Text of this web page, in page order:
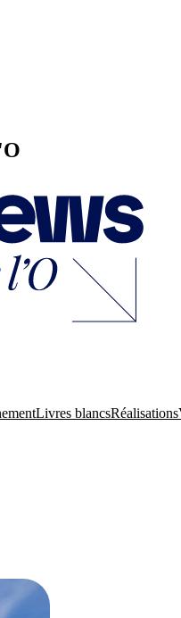
Livres blancsRéalisations